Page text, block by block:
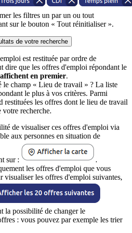
les filtres un par un ou tout
sur le bouton « Tout réinitialiser ».
de votre recherche
est restituée par ordre de
dire que les offres d'emploi répondant le
en premier.
le champ « Lieu de travail » ? La liste
le plus à vos critères. Parmi
restituées les offres dont le lieu de travail
votre recherche.
de visualiser ces offres d'emploi via
aux personnes en situation de
sur :
.
les offres d'emploi que vous
visualiser les offres d'emploi suivantes,
la possibilité de changer le
: vous pouvez par exemple les trier